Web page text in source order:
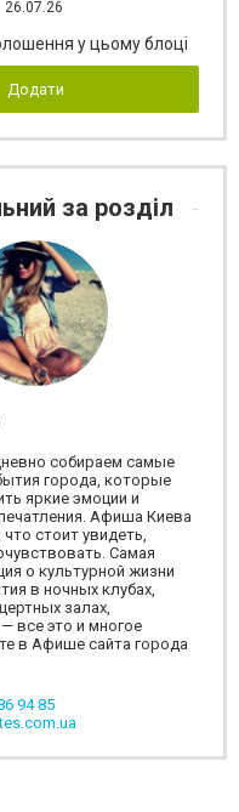
України
26.07.26
у цьому блоці
Додати
за розділ
собираем самые
города, которые
яркие эмоции и
Афиша Киева
стоит увидеть,
Самая
о культурной жизни
в ночных клубах,
залах,
все это и многое
в Афише сайта города
94 85